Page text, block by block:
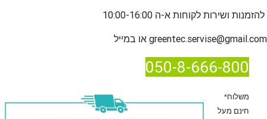
להזמנות ו
greentec.servise@gmail.com
050-8-666-800
*משלוח
חינם מעל